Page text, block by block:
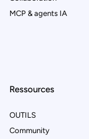
MCP & agents IA
Ressources
OUTILS
Community